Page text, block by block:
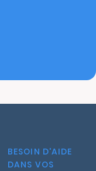
BESOIN D'AIDE
DANS VOS